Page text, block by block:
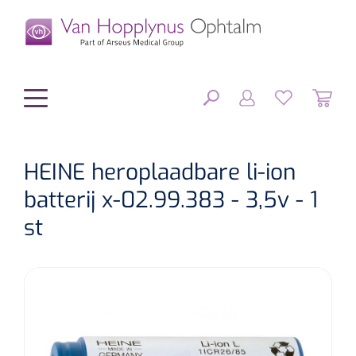
Chirurgie
Chirurgisch materiaal
Diagnostiek
SLUITEN
FILTEREN
HEINE heroplaadbare li-ion
batterij x-02.99.383 - 3,5v - 1
st